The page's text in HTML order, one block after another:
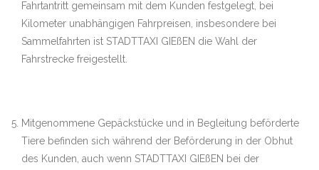
Fahrtantritt gemeinsam mit dem Kunden festgelegt, bei
Kilometer unabhängigen Fahrpreisen, insbesondere bei
Sammelfahrten ist STADTTAXI GIEßEN die Wahl der
Fahrstrecke freigestellt.
Mitgenommene Gepäckstücke und in Begleitung beförderte
Tiere befinden sich während der Beförderung in der Obhut
des Kunden, auch wenn STADTTAXI GIEßEN bei der